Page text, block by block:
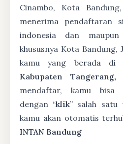
Cinambo, Kota
menerima pendaftaran
indonesia dan
khususnya Kota Bandung,
kamu yang berada di
Kabupaten Tangerang,
mendaftar, kamu bisa
dengan “klik” salah satu
kamu akan otomatis
INTAN Bandung